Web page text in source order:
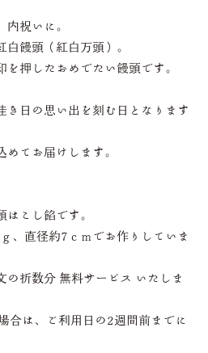
内祝いに。
白饅頭（紅白万頭）。
押したおめでたい饅頭です。
き日の思い出を刻む日となります
めてお届けします。
はこし餡です。
、直径約7ｃｍでお作りしていま
の折数分 無料サービス いたしま
合は、ご利用日の2週間前までに